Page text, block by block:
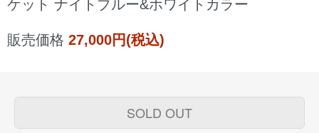
ケット ナイトブルー&ホワイトカラー
販売価格 27,000円(税込)
SOLD OUT